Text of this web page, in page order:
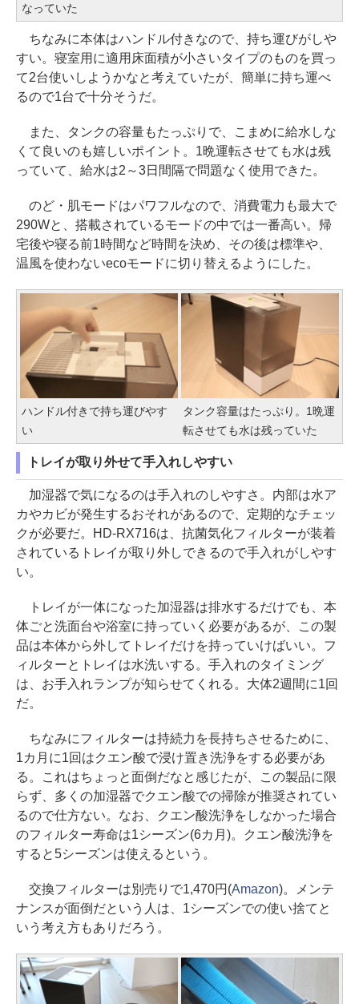
なっていた
ちなみに本体はハンドル付きなので、持ち運びがしや
すい。寝室用に適用床面積が小さいタイプのものを買っ
て2台使いしようかなと考えていたが、簡単に持ち運べ
るので1台で十分そうだ。
また、タンクの容量もたっぷりで、こまめに給水しな
くて良いのも嬉しいポイント。1晩運転させても水は残
っていて、給水は2～3日間隔で問題なく使用できた。
のど・肌モードはパワフルなので、消費電力も最大で
290Wと、搭載されているモードの中では一番高い。帰
宅後や寝る前1時間など時間を決め、その後は標準や、
温風を使わないecoモードに切り替えるようにした。
ハンドル付きで持ち運びやす
い
タンク容量はたっぷり。1晩運
転させても水は残っていた
トレイが取り外せて手入れしやすい
加湿器で気になるのは手入れのしやすさ。内部は水ア
カやカビが発生するおそれがあるので、定期的なチェッ
クが必要だ。HD-RX716は、抗菌気化フィルターが装着
されているトレイが取り外しできるので手入れがしやす
い。
トレイが一体になった加湿器は排水するだけでも、本
体ごと洗面台や浴室に持っていく必要があるが、この製
品は本体から外してトレイだけを持っていけばいい。フ
ィルターとトレイは水洗いする。手入れのタイミング
は、お手入れランプが知らせてくれる。大体2週間に1回
だ。
ちなみにフィルターは持続力を長持ちさせるために、
1カ月に1回はクエン酸で浸け置き洗浄をする必要があ
る。これはちょっと面倒だなと感じたが、この製品に限
らず、多くの加湿器でクエン酸での掃除が推奨されてい
るので仕方ない。なお、クエン酸洗浄をしなかった場合
のフィルター寿命は1シーズン(6カ月)。クエン酸洗浄を
すると5シーズンは使えるという。
交換フィルターは別売りで1,470円(Amazon)。メンテ
ナンスが面倒だという人は、1シーズンでの使い捨てと
いう考え方もありだろう。